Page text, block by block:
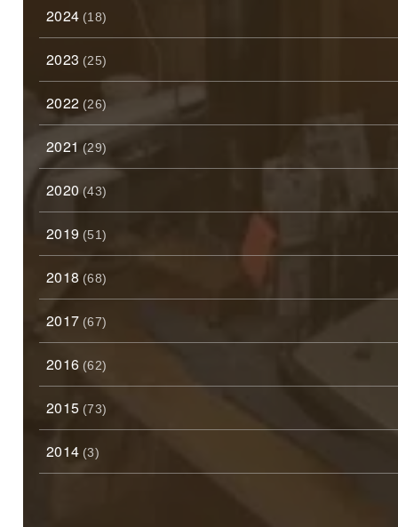
2024 (18)
2023 (25)
2022 (26)
2021 (29)
2020 (43)
2019 (51)
2018 (68)
2017 (67)
2016 (62)
2015 (73)
2014 (3)